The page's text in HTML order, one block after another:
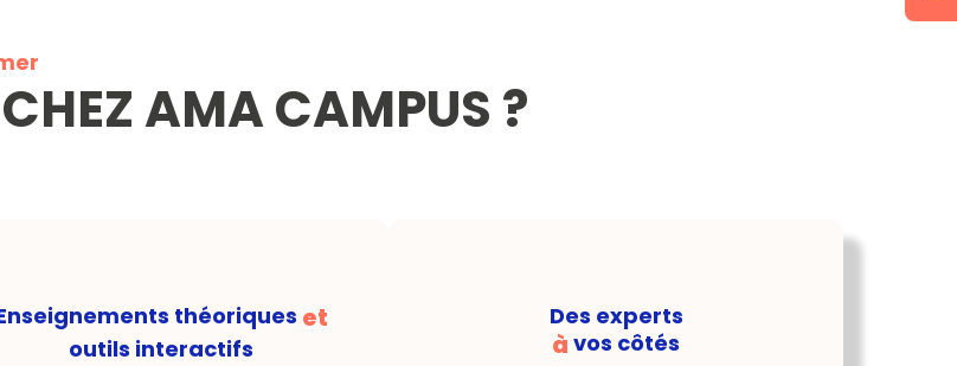
CHEZ AMA CAMPUS ?
théoriques et
outils interactifs
Des experts
à vos côtés